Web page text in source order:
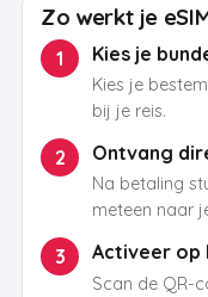
Zo werkt je
1 Kies je
Kies je
bij je reis.
2 Ontvang
Na betaling
meteen naar
3 Activeer op
Scan de QR-